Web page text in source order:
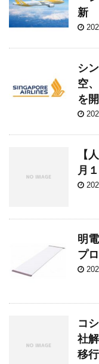
新
シ
空
を
【
月
明
プ
コ
社
移行